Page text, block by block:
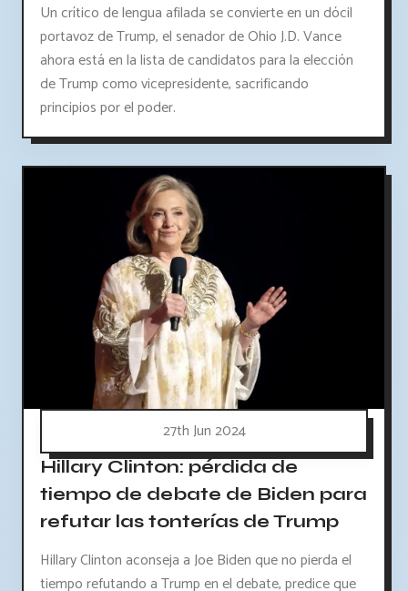
Un crítico de lengua afilada se convierte en un dócil
portavoz de Trump, el senador de Ohio J.D. Vance
ahora está en la lista de candidatos para la elección
de Trump como vicepresidente, sacrificando
principios por el poder.
27th Jun 2024
Hillary Clinton: pérdida de
tiempo de debate de Biden para
refutar las tonterías de Trump
Hillary Clinton aconseja a Joe Biden que no pierda el
tiempo refutando a Trump en el debate, predice que